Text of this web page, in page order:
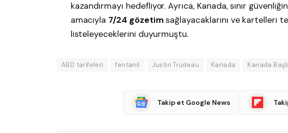
kazandırmayı hedefliyor. Ayrıca, Kanada, sınır
amacıyla 7/24 gözetimsağlayacaklarını ve kartelleri
listeleyeceklerini duyurmuştu.
ABD tarifeleri fentanil Justin Trudeau Kanada Kanada
Takip et Google News